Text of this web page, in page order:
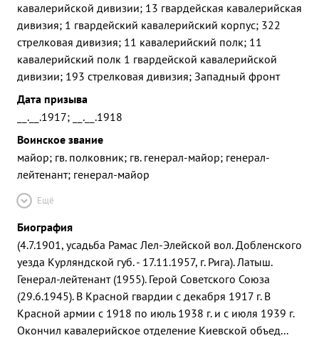
кавалерийской дивизии; 13 гвардейская кавалерийская
дивизия; 1 гвардейский кавалерийский корпус; 322
стрелковая дивизия; 11 кавалерийский полк; 11
кавалерийский полк 1 гвардейской кавалерийской
дивизии; 193 стрелковая дивизия; Западный фронт
Дата призыва
__.__.1917; __.__.1918
Воинское звание
майор; гв. полковник; гв. генерал-майор; генерал-
лейтенант; генерал-майор
Ещё
Биография
(4.7.1901, усадьба Рамас Лел-Элейской вол. Добленского
уезда Курляндской губ. - 17.11.1957, г. Рига). Латыш.
Генерал-лейтенант (1955). Герой Советского Союза
(29.6.1945). В Красной гвардии с декабря 1917 г. В
Красной армии с 1918 по июль 1938 г. и с июля 1939 г.
Окончил кавалерийское отделение Киевской объед...